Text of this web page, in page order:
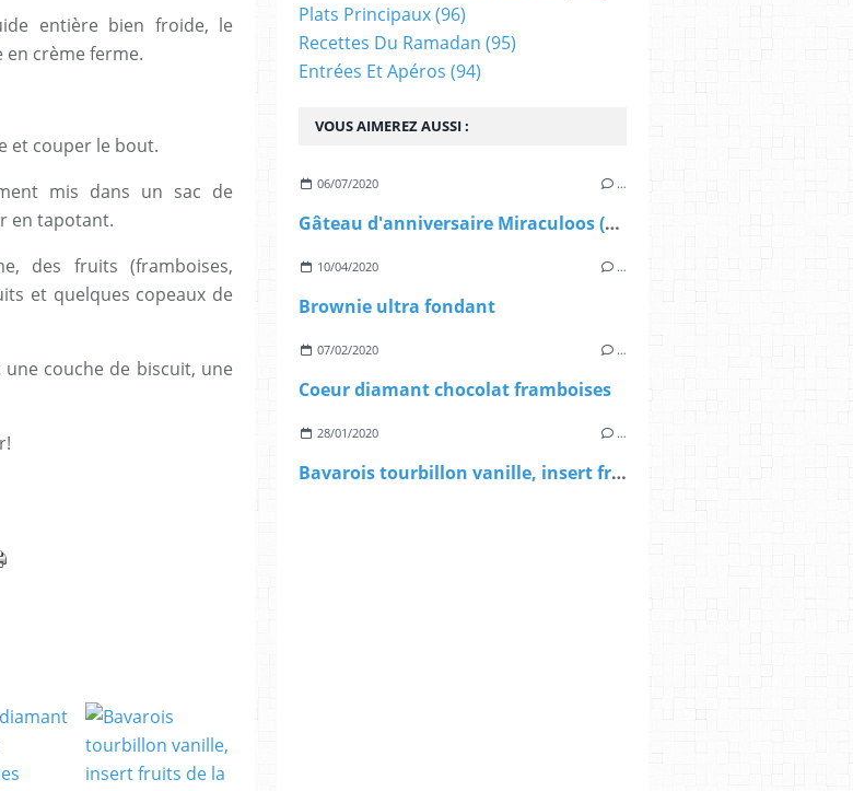
entière bien froide, le
crème ferme.
et couper le bout.
mis dans un sac de
en tapotant.
des fruits (framboises,
et quelques copeaux de
couche de biscuit, une
VOUS AIMEREZ AUSSI :
06/07/2020 …
Gâteau d'anniversaire Miraculoos (LadyBug)
10/04/2020 …
Brownie ultra fondant
07/02/2020 …
Coeur diamant chocolat framboises
28/01/2020 …
Bavarois tourbillon vanille, insert fruits de la passion
Plats Principaux(96)
Recettes Du Ramadan (95)
Entrées Et Apéros (94)